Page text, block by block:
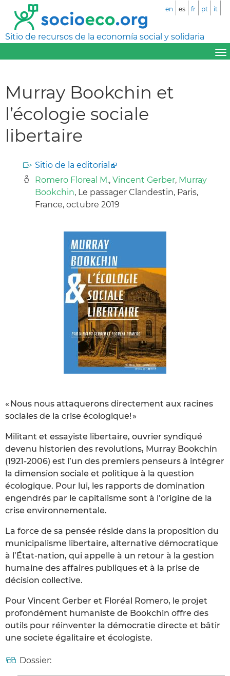
Sitio de recursos de la economía social y solidaria
en es fr pt it
Murray Bookchin et
l’écologie sociale
libertaire
Sitio de la editorial
Romero Floreal M., Vincent Gerber, Murray
Bookchin, Le passager Clandestin, Paris,
France, octubre 2019
« Nous nous attaquerons directement aux racines
sociales de la crise écologique! »
Militant et essayiste libertaire, ouvrier syndiqué
devenu historien des revolutions, Murray Bookchin
(1921-2006) est l’un des premiers penseurs à intégrer
la dimension sociale et politique à la question
écologique. Pour lui, les rapports de domination
engendrés par le capitalisme sont à l’origine de la
crise environnementale.
La force de sa pensée réside dans la proposition du
municipalisme libertaire, alternative démocratique
à l’État-nation, qui appelle à un retour à la gestion
humaine des affaires publiques et à la prise de
décision collective.
Pour Vincent Gerber et Floréal Romero, le projet
profondément humaniste de Bookchin offre des
outils pour réinventer la démocratie directe et bâtir
une societe égalitaire et écologiste.
Dossier: